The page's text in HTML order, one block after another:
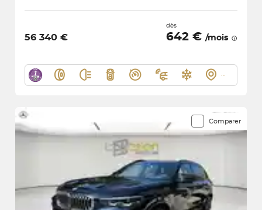
56 340 €
dès
642 € /mois
Comparer